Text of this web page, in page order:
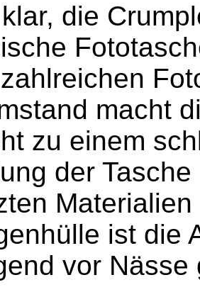
die
macht
zu einem
der
ist die
vor Nässe